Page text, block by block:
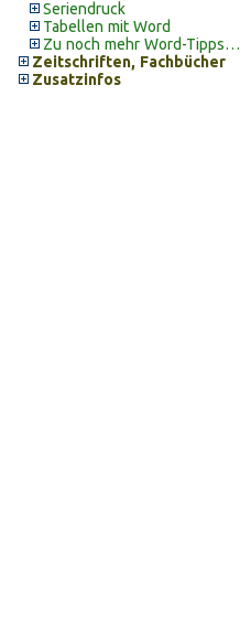
Seriendruck
Tabellen mit Word
Zu noch mehr Word-Tipps…
Zeitschriften, Fachbücher
Zusatzinfos